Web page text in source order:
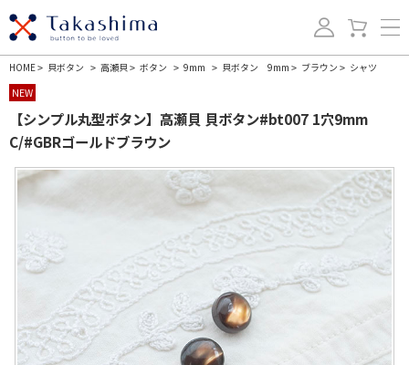
HOME> 貝ボタン > 高瀬貝> ボタン > 9mm > 貝ボタン 9mm > ブラウン > シャツ
NEW
【シンプル丸型ボタン】高瀬貝 貝ボタン#bt007 1穴9mm
C/#GBRゴールドブラウン